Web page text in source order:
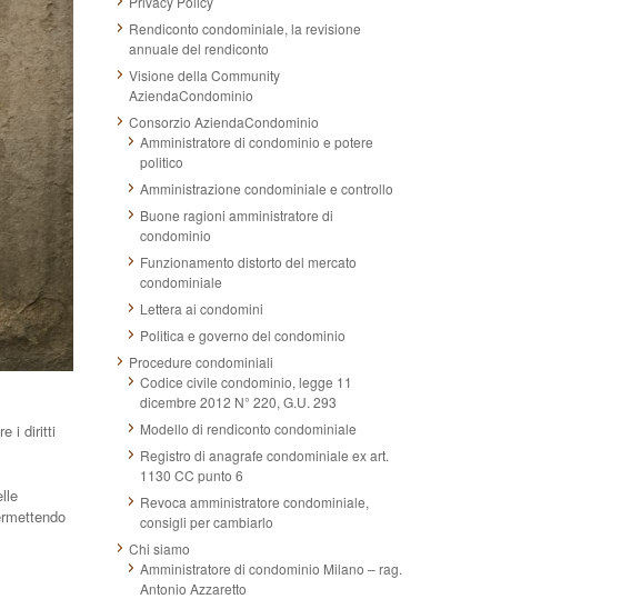
i diritti
Rendiconto condominiale, la revisione
annuale del rendiconto
Visione della Community
AziendaCondominio
Consorzio AziendaCondominio
Amministratore di condominio e potere
politico
Amministrazione condominiale e controllo
Buone ragioni amministratore di
condominio
Funzionamento distorto del mercato
condominiale
Lettera ai condomini
Politica e governo del condominio
Procedure condominiali
Codice civile condominio, legge 11
dicembre 2012 N° 220, G.U. 293
Modello di rendiconto condominiale
Registro di anagrafe condominiale ex art.
1130 CC punto 6
Revoca amministratore condominiale,
consigli per cambiarlo
Chi siamo
Amministratore di condominio Milano – rag.
Antonio Azzaretto